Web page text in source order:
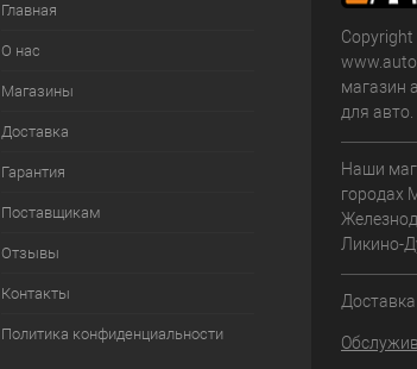
Главная
О нас
Магазины
Доставка
Гарантия
Поставщикам
Отзывы
Контакты
Политика конфиденциальности
магазин
для
Наши
городах
Ликино-